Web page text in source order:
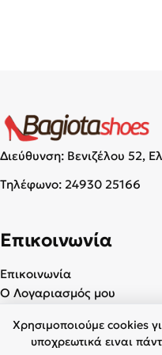
Διεύθυνση: Βενιζέλου 52,
Τηλέφωνο: 24930 25166
Επικοινωνία
Επικοινωνία
Ο Λογαριασμός μου
Χρήσιμα
Χρησιμοποιούμε cookies
υποχρεωτικά ειναι